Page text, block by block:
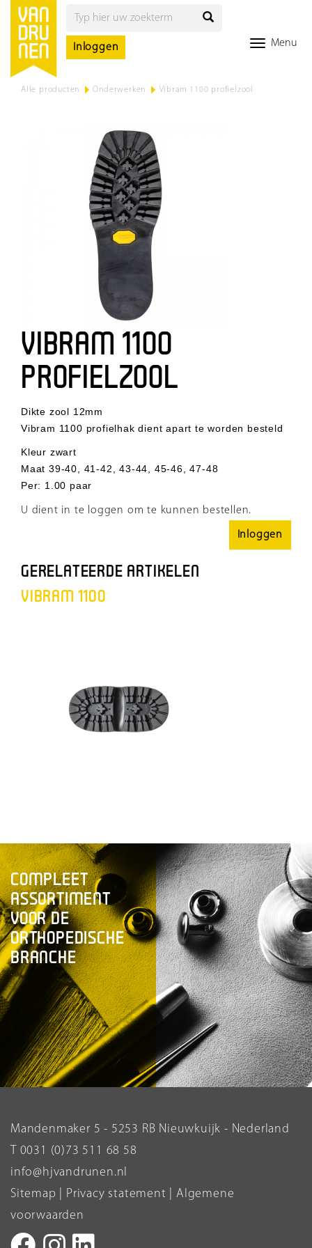
Menu
Inloggen
Alle producten > Onderwerken > Vibram 1100 profielzool
VIBRAM 1100
PROFIELZOOL
Dikte zool 12mm
Vibram 1100 profielhak dient apart te worden besteld
Kleur zwart
Maat 39-40, 41-42, 43-44, 45-46, 47-48
Per: 1.00 paar
U dient in te loggen om te kunnen bestellen.
Inloggen
GERELATEERDE ARTIKELEN
VIBRAM 1100
COMPLEET
ASSORTIMENT
VOOR DE
ORTHOPEDISCHE
BRANCHE
Mandenmaker 5 - 5253 RB Nieuwkuijk - Nederland
T 0031 (0)73 511 68 58
info@hjvandrunen.nl
Sitemap
Privacy statement |Algemene
voorwaarden